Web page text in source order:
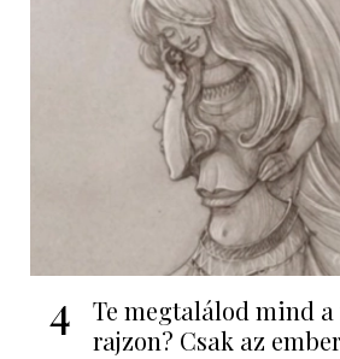
4
Te megtalálod mind a
rajzon? Csak az